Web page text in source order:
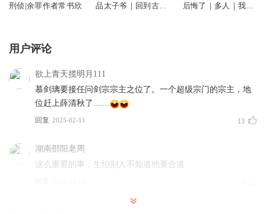
刑侦|余罪作者常书欣
品太子爷｜回到古代
后悔了｜多人｜我的
用户评论
欲上青天揽明月111
慕剑璃要接任问剑宗宗主之位了。一个超级宗门的宗主，地
位赶上薛清秋了……
回复 2025-02-11 13
湖南邵阳老周
这么重要的事，生怕别人不知道他要合道